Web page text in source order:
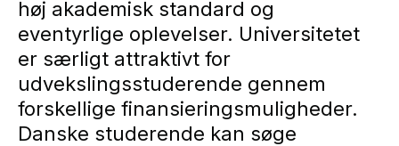
høj akademisk standard og
eventyrlige oplevelser. Universitetet
er særligt attraktivt for
udvekslingsstuderende gennem
forskellige finansieringsmuligheder.
Danske studerende kan søge